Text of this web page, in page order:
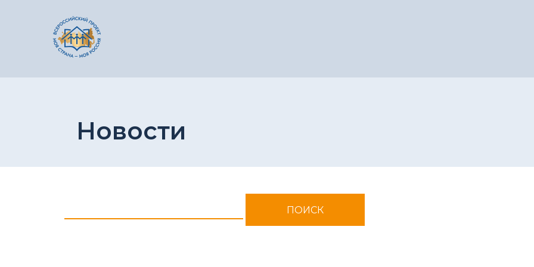
Новости